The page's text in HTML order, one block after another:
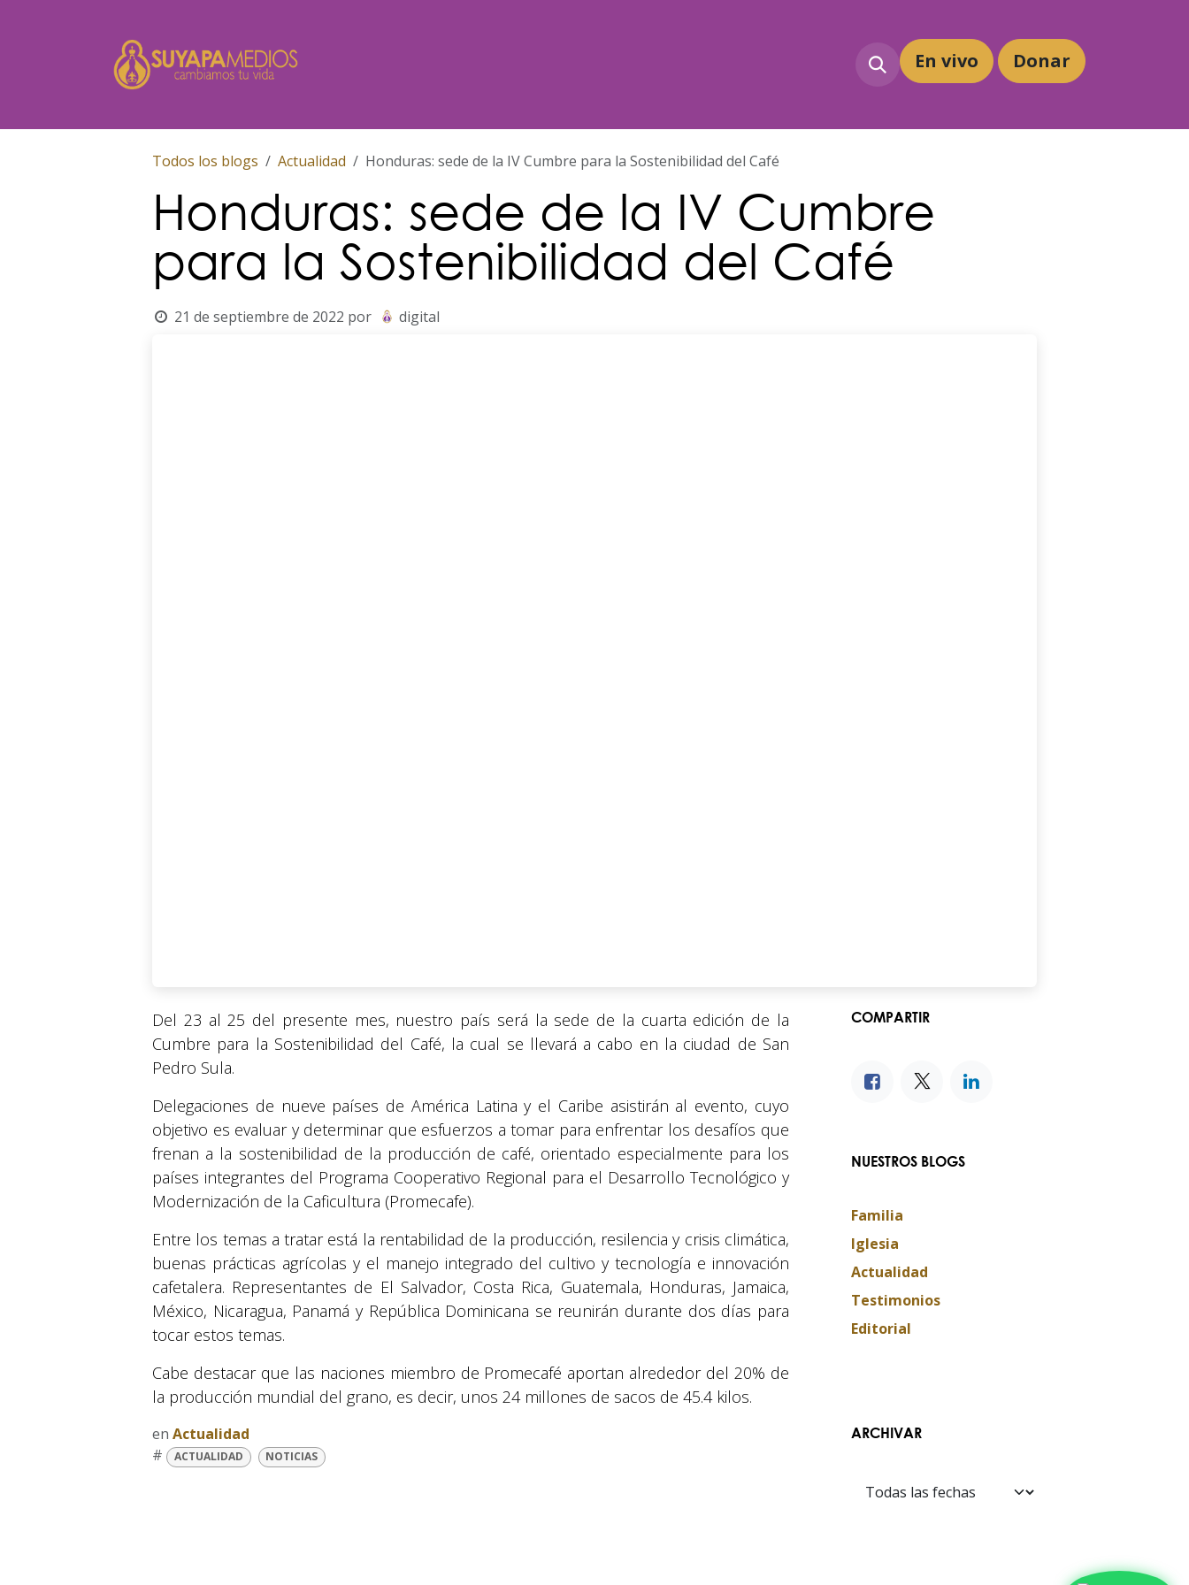
En vivo Donar
Todos los blogs Actualidad Honduras: sede de la IV Cumbre para la Sostenibilidad del Café
Honduras: sede de la IV Cumbre
para la Sostenibilidad del Café
21 de septiembre de 2022 por digital
Del 23 al 25 del presente mes, nuestro país será la sede de la cuarta edición de la
Cumbre para la Sostenibilidad del Café, la cual se llevará a cabo en la ciudad de San
Pedro Sula.
Delegaciones de nueve países de América Latina y el Caribe asistirán al evento, cuyo
objetivo es evaluar y determinar que esfuerzos a tomar para enfrentar los desafíos que
frenan a la sostenibilidad de la producción de café, orientado especialmente para los
países integrantes del Programa Cooperativo Regional para el Desarrollo Tecnológico y
Modernización de la Caficultura (Promecafe).
Entre los temas a tratar está la rentabilidad de la producción, resilencia y crisis climática,
buenas prácticas agrícolas y el manejo integrado del cultivo y tecnología e innovación
cafetalera. Representantes de El Salvador, Costa Rica, Guatemala, Honduras, Jamaica,
México, Nicaragua, Panamá y República Dominicana se reunirán durante dos días para
tocar estos temas.
Cabe destacar que las naciones miembro de Promecafé aportan alrededor del 20% de
la producción mundial del grano, es decir, unos 24 millones de sacos de 45.4 kilos.
en Actualidad
#
ACTUALIDAD NOTICIAS
COMPARTIR
NUESTROS BLOGS
Familia
Iglesia
Actualidad
Testimonios
Editorial
ARCHIVAR
promovida por la Fundación para la Educación
y la Comunicación Social.